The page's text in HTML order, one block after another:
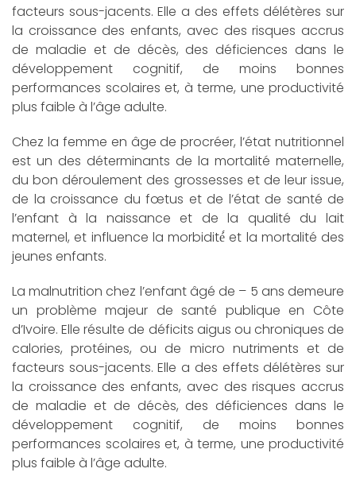
facteurs sous-jacents. Elle a des effets délétères sur
la croissance des enfants, avec des risques accrus
de maladie et de décès, des déficiences dans le
développement cognitif, de moins bonnes
performances scolaires et, à terme, une productivité
plus faible à l’âge adulte.
Chez la femme en âge de procréer, l’état nutritionnel
est un des déterminants de la mortalité maternelle,
du bon déroulement des grossesses et de leur issue,
de la croissance du fœtus et de l’état de santé de
l’enfant à la naissance et de la qualité du lait
maternel, et influence la morbidité́ et la mortalité des
jeunes enfants.
La malnutrition chez l’enfant âgé de – 5 ans demeure
un problème majeur de santé publique en Côte
d’Ivoire. Elle résulte de déficits aigus ou chroniques de
calories, protéines, ou de micro nutriments et de
facteurs sous-jacents. Elle a des effets délétères sur
la croissance des enfants, avec des risques accrus
de maladie et de décès, des déficiences dans le
développement cognitif, de moins bonnes
performances scolaires et, à terme, une productivité
plus faible à l’âge adulte.